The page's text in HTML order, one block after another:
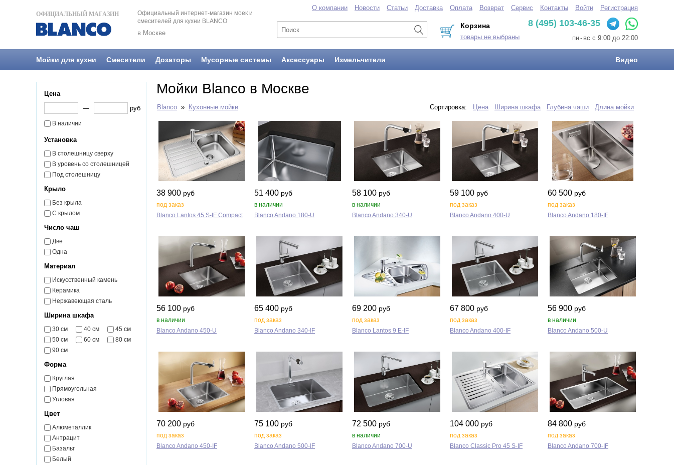
ОФИЦИАЛЬНЫЙ МАГАЗИН
Официальный интернет-магазин моек и
смесителей для кухни BLANCO
в Москве
8 (495) 103-46-35
пн- вс с 9:00 до 22:00
Корзина
товары не выбраны
Мойки для кухни Смесители Дозаторы Мусорные системы Аксессуары Измельчители Видео
О компании Новости Статьи Доставка Оплата Возврат Сервис Контакты Войти Регистрация
Цена
—
руб
В наличии
Установка
В столешницу сверху
В уровень со столешницей
Под столешницу
Крыло
Без крыла
С крылом
Число чаш
Две
Одна
Материал
Искусственный камень
Керамика
Нержавеющая сталь
Ширина шкафа
30 см 40 см
45 см
50 см
60 см
80 см
90 см
Форма
Круглая
Прямоугольная
Угловая
Цвет
Алюметаллик
Антрацит
Базальт
Белый
Мойки Blanco в Москве
Blanco » Кухонные мойки Сортировка: Цена Ширина шкафа Глубина чаши Длина мойки
38 900 руб
под заказ
Blanco Lantos 45 S‑IF Compact
51 400 руб
в наличии
Blanco Andano 180‑U
58 100 руб
в наличии
Blanco Andano 340‑U
59 100 руб
под заказ
Blanco Andano 400‑U
60 500 руб
под заказ
Blanco Andano 180‑IF
56 100 руб
в наличии
Blanco Andano 450‑U
65 400 руб
под заказ
Blanco Andano 340‑IF
69 200 руб
под заказ
Blanco Lantos 9 E‑IF
67 800 руб
под заказ
Blanco Andano 400‑IF
56 900 руб
в наличии
Blanco Andano 500‑U
70 200 руб
под заказ
Blanco Andano 450‑IF
75 100 руб
под заказ
Blanco Andano 500‑IF
72 500 руб
в наличии
Blanco Andano 700‑U
104 000 руб
под заказ
Blanco Classic Pro 45 S‑IF
84 800 руб
под заказ
Blanco Andano 700‑IF